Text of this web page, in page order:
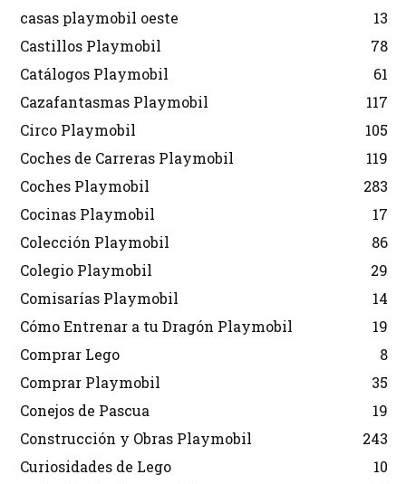
casas playmobil oeste
13
Castillos Playmobil
78
Catálogos Playmobil
61
Cazafantasmas Playmobil
117
Circo Playmobil
105
Coches de Carreras Playmobil
119
Coches Playmobil
283
Cocinas Playmobil
17
Colección Playmobil
86
Colegio Playmobil
29
Comisarías Playmobil
14
Cómo Entrenar a tu Dragón Playmobil
19
Comprar Lego
8
Comprar Playmobil
35
Conejos de Pascua
19
Construcción y Obras Playmobil
243
Curiosidades de Lego
10